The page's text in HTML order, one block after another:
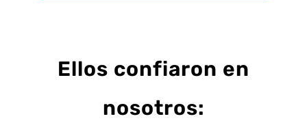
Ellos confiaron en
nosotros: